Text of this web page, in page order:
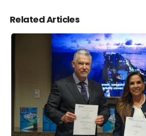
Related Articles